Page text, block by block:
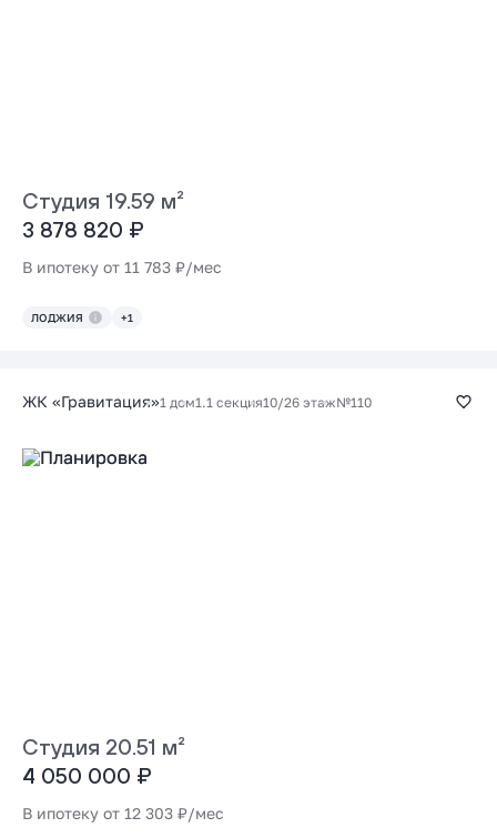
Студия 19.59 м²
3 878 820 ₽
В ипотеку от 11 783 ₽/мес
ЛОДЖИЯ +1
ЖК «Гравитация»1 дом1.1 секция10/26 этаж№110
Студия 20.51 м²
4 050 000 ₽
В ипотеку от 12 303 ₽/мес